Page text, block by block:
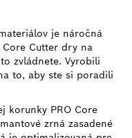
je náročná
Core Cutter dry na
zvládnete. Vyrobili
to, aby ste si poradili
korunky PRO Core
zrná zasadené